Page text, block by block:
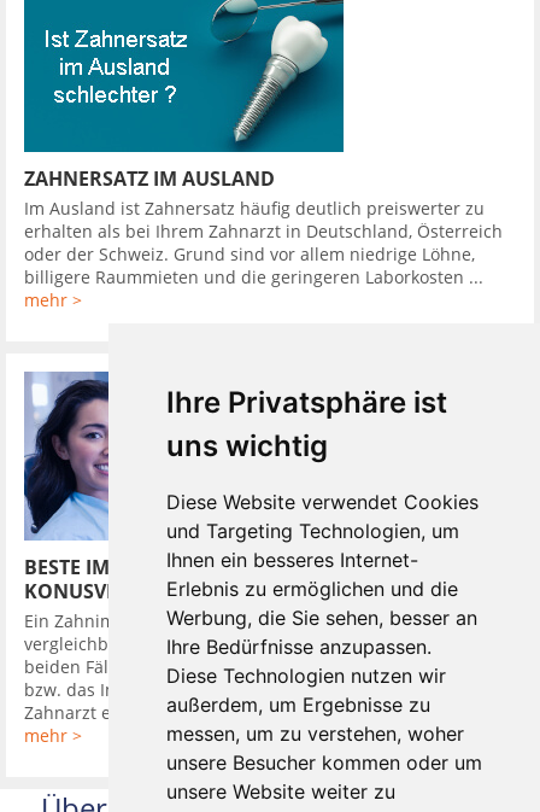
Ihre Privatsphäre ist
uns wichtig
Diese Website verwendet Cookies
und Targeting Technologien, um
Ihnen ein besseres Internet-
Erlebnis zu ermöglichen und die
Werbung, die Sie sehen, besser an
Ihre Bedürfnisse anzupassen.
Diese Technologien nutzen wir
außerdem, um Ergebnisse zu
messen, um zu verstehen, woher
unsere Besucher kommen oder um
unsere Website weiter zu
ZAHNERSATZ IM AUSLAND
Im Ausland ist Zahnersatz häufig deutlich preiswerter zu
erhalten als bei Ihrem Zahnarzt in Deutschland, Österreich
oder der Schweiz. Grund sind vor allem niedrige Löhne,
billigere Raummieten und die geringeren Laborkosten ...
mehr >
BESTE IMPLANTATSYSTEME HABEN
KONUSVERBINDUNG
Ein Zahnimplantat in den Kieferknochen zu setzen, ist
vergleichbar mit dem Eindrehen eines Dübels in die Wand. In
beiden Fällen wird zuerst ein Loch gebohrt, in das der Dübel,
bzw. das Implantat bündig eingebracht wird. Darauf setzt der
Zahnarzt ein Provisorium, um ...
mehr >